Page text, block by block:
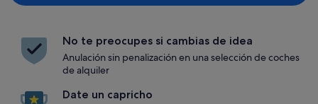
No te preocupes si cambias de idea
Anulación sin penalización en una selección de coches
de alquiler
Date un capricho